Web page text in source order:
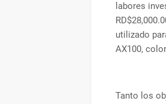
labores
utilizado
AX100,
Tanto los